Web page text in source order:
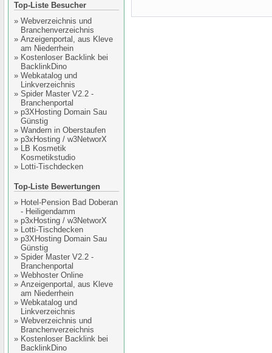
Top-Liste Besucher
» Webverzeichnis und
Branchenverzeichnis
» Anzeigenportal, aus Kleve
am Niederrhein
» Kostenloser Backlink bei
BacklinkDino
» Webkatalog und
Linkverzeichnis
» Spider Master V2.2 -
Branchenportal
» p3XHosting Domain Sau
Günstig
» Wandern in Oberstaufen
» p3xHosting / w3NetworX
» LB Kosmetik
Kosmetikstudio
» Lotti-Tischdecken
Top-Liste Bewertungen
» Hotel-Pension Bad Doberan
- Heiligendamm
» p3xHosting / w3NetworX
» Lotti-Tischdecken
» p3XHosting Domain Sau
Günstig
» Spider Master V2.2 -
Branchenportal
» Webhoster Online
» Anzeigenportal, aus Kleve
am Niederrhein
» Webkatalog und
Linkverzeichnis
» Webverzeichnis und
Branchenverzeichnis
» Kostenloser Backlink bei
BacklinkDino